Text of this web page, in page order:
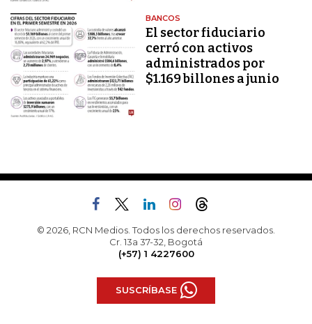
BANCOS
El sector fiduciario
cerró con activos
administrados por
$1.169 billones a junio
© 2026, RCN Medios. Todos los derechos reservados.
Cr. 13a 37-32, Bogotá
(+57) 1 4227600
SUSCRÍBASE